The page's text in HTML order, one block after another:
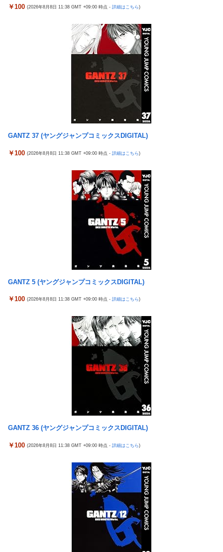
【悲報】テレ東・田中瞳アナ、ロケ中の「勝手に撮影する人」に
【画像】 YouTubeコメント欄、キレッキレ
ラオウがサウザーに勝てないって信じられないんだが…
【速報】 ひろゆき、離婚ｗｗｗｗｗｗ
メトロイドプライム4 新品が2999円に…
『マリオカートワールド』はどうすればよかったのか…
ヨーロッパが中国製メガソーラーを締め出しｗｗｗ
令和「8」年「8」月「8」日の試合で「88」分に背番号「8」サン
フレッチェ広島MF川村拓夢がゴール
【画像】小島はな🌸さん、虫が寄ってきて囲まれてしまう！
かったと思っていた」
海外「日本はさすが過ぎるｗ」 日本は野生動物の喧嘩さえ可愛く
なってしまうと世界が騒然
ガキ「世界を救います」←飽きた。おっさんにしろ
野田昇吾、初の準優進出目前も「一回希望」で賞典除外
【画像】セクシー女優・涼森れむ、パンティ脱ぎかけのナマ乳が
【医師解説】飲酒後の「締めのラーメン欲」の原因は？ 脳の錯覚
と真実
国生さゆり、『おニャン子クラブ』時代のライバル関係語る サ
堀大輔「にこにこ」筋トレ中 コメント「寝たほうが良い」堀大
輔「！！」筋トレ器具を破壊
『ソニーが嫌い』←まあわかる『ソニー信者が嫌い』←まあわか
る『任天堂信者が嫌い』←まあわかる
彼女を身体と顔で選んだ結果...
￥100 (2026年8月8日 11:38 GMT +09:00 時点 - 詳細はこちら)
GANTZ 37 (ヤングジャンプコミックスDIGITAL)
￥100 (2026年8月8日 11:38 GMT +09:00 時点 - 詳細はこちら)
GANTZ 5 (ヤングジャンプコミックスDIGITAL)
￥100 (2026年8月8日 11:38 GMT +09:00 時点 - 詳細はこちら)
GANTZ 36 (ヤングジャンプコミックスDIGITAL)
￥100 (2026年8月8日 11:38 GMT +09:00 時点 - 詳細はこちら)